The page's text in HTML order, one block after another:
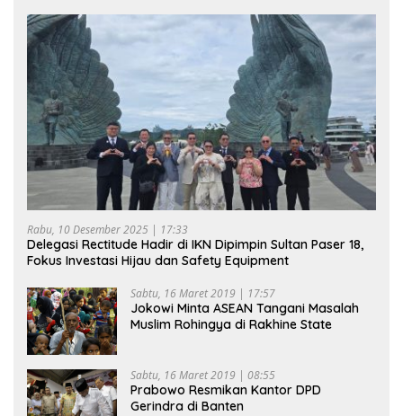
Rabu, 10 Desember 2025 | 17:33
Delegasi Rectitude Hadir di IKN Dipimpin Sultan Paser 18,
Fokus Investasi Hijau dan Safety Equipment
Sabtu, 16 Maret 2019 | 17:57
Jokowi Minta ASEAN Tangani Masalah
Muslim Rohingya di Rakhine State
Sabtu, 16 Maret 2019 | 08:55
Prabowo Resmikan Kantor DPD
Gerindra di Banten